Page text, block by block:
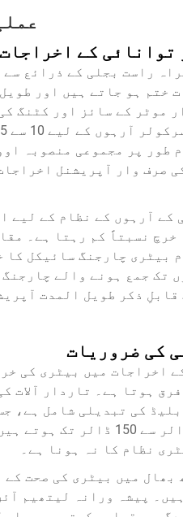
توانائی کے اخراجات
راست بجلی کے ذرائع
ختم ہو جاتے ہیں اور
موٹر کے سائز اور کٹنگ
طور پر مجموعی منصوبہ
صرف وار آپریشنل
کے آرہوں کے نظام کے لیے
خرچ نسبتاً کم رہتا ہے۔
تک جمع ہونے والے
ذکر طویل المدت
کی ضروریات
اخراجات میں بیٹری کی
ہوتا ہے۔ تاردار آلات
کی تبدیلی شامل ہے،
ورانہ استعمال کے لیے 50
نظام کا نہ ہونا ہے۔
بھال میں بیٹری کی صحت